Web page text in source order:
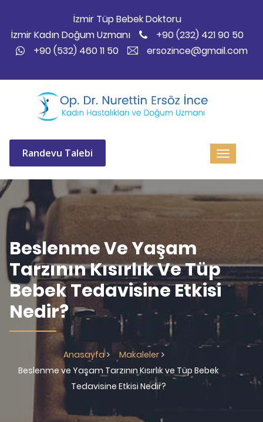
İzmir Tüp Bebek Doktoru
İzmir Kadın Doğum Uzmanı
+90 (232) 421 90 50
+90 (532) 460 11 50
ersozince@gmail.com
Randevu Talebi
Beslenme Ve Yaşam
Tarzının Kısırlık Ve Tüp
Bebek Tedavisine Etkisi
Nedir?
Anasayfa
Makaleler
Beslenme ve Yaşam Tarzının Kısırlık ve Tüp Bebek
Tedavisine Etkisi Nedir?